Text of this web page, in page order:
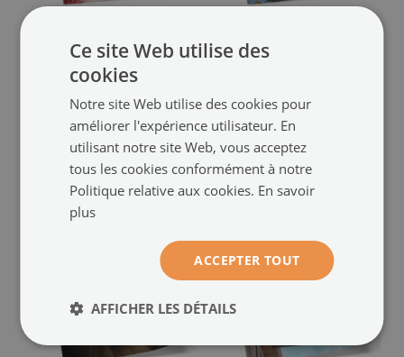
beauté et élégance d'un
anime aux tons rouge et noir
taille de: A4 - 21x29 cm
12.99 €
représentant un dragon bleu
taille de: A4 - 21x29 cm
Ce site Web utilise des
cookies
Notre site Web utilise des cookies pour
améliorer l'expérience utilisateur. En
utilisant notre site Web, vous acceptez
tous les cookies conformément à notre
Politique relative aux cookies. En savoir
plus
ACCEPTER TOUT
AFFICHER LES DÉTAILS